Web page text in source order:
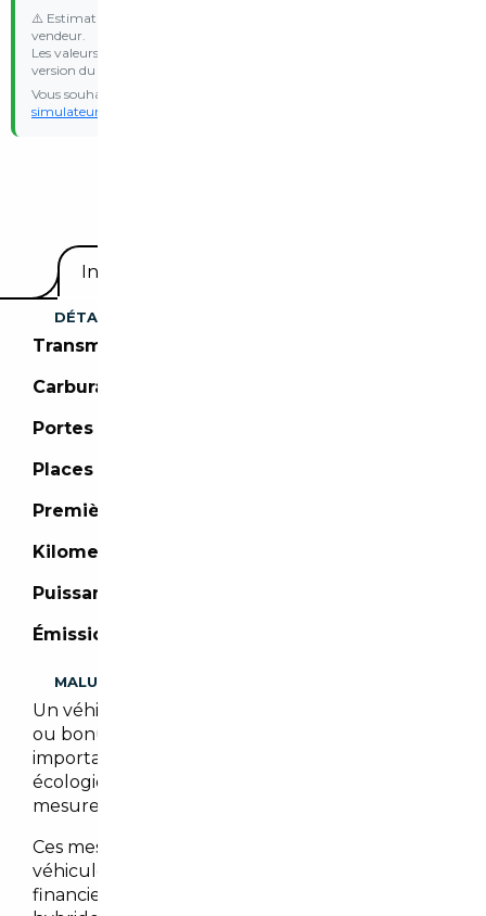
⚠️ Estimation indicative basée sur les données communiquées par le
vendeur.
Les valeurs d’émission WLTP et le malus réel peuvent varier selon la
version du véhicule.
Vous souhaitez une estimation personnalisée ? Essayez notre
simulateur de malus
Informations utiles
DÉTAILS DU VÉHICULE
Transmission :
Carburant :
Portes :
Places :
Première mise en circulation :
Kilometrage :
Puissance :
Émission de CO2 :
MALUS
Un véhicule importé peut être assujetti à malus
ou bonus écologique. Il est cependant
important de noter que les malus et/ou bonus
écologiques peuvent évoluer en fonction des
mesures gouvernementales en vigueur.
Ces mesures visent à encourager l’achat de
véhicules moins polluants en offrant des bonus
financiers pour les véhicules électriques et